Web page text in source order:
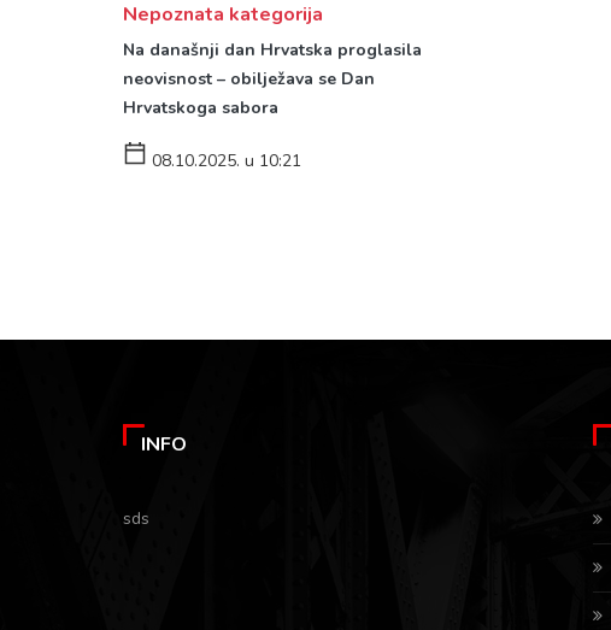
Nepoznata kategorija
Na današnji dan Hrvatska proglasila
neovisnost – obilježava se Dan
Hrvatskoga sabora
08.10.2025. u 10:21
INFO
sds